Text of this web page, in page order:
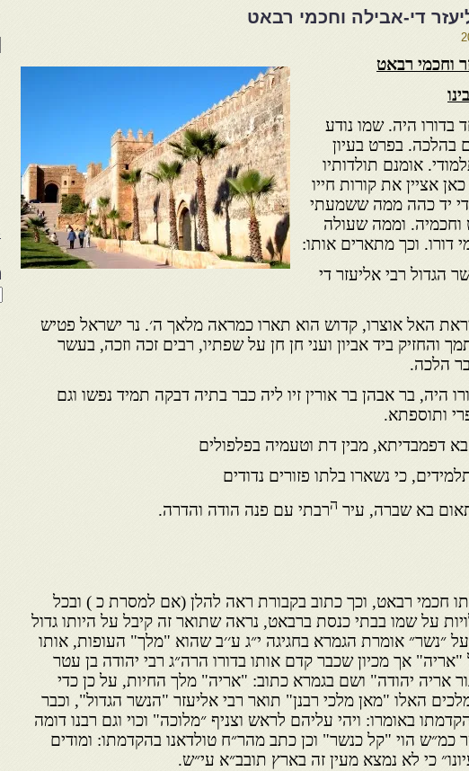
די-אבילה וחכמי רבאט
וחכמי רבאט
בדורו היה. שמו נודע
בהלכה. בפרט בעיון
אומנם תולדותיו
אציין את קורות חייו
יד כהה ממה ששמעתי
וחכמיה. וממה שעולה
דורו. וכך מתארים אותו:
הגדול רבי אליעזר די
האל אוצרו, קדוש הוא תארו כמראה מלאך ה׳. נר ישראל פטיש
והחזיק ביד אביון ועני חן חן על שפתיו, רבים זכה וזכה, בעשר
הלכה.
היה, בר אבהן בר אורין זיו ליה כבר בתיה דבקה תמיד נפשו וגם
ותוספתא.
דפמבדיתא, מבין דת וטעמיה בפלפולים
כי נשארו בלתו פזורים נדודים
בא שברה, עיר הרבתי עם פנה הודה והדרה.
חכמי רבאט, וכך כתוב בקבורת ראה להלן (אם למסרת כ ) ובכל
על שמו בבתי כנסת ברבאט, נראה שתואר זה קיבל על היותו גדול
״נשר״ אומרת הגמרא בחגיגה י״ג ע׳׳ב שהוא "מלך" העופות, אותו
אך מכיון שכבר קדם אותו בדורו הרה״ג רבי יהודה בן עטר
אריה יהודה" ושם בגמרא כתוב: "אריה" מלך החיות, על כן כדי
האלו "מאן מלכי רבנן" תואר רבי אליעזר "הנשר הגדול", וכבר
באומרו: ויהי עליהם לראש וצניף ״מלוכה" וכוי וגם רבנו דומה
כמ״ש הוי "קל כנשר" וכן כתב מהר״ח טולדאנו בהקדמתו: ומודים
כי לא נמצא מעין זה בארץ תובב״א עי״ש.